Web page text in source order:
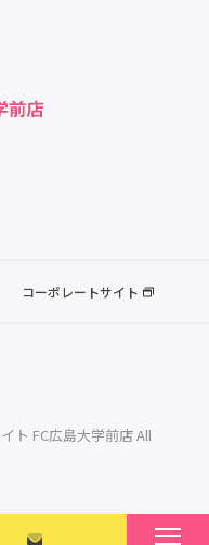
コーポレートサイト
ト FC広島大学前店 All